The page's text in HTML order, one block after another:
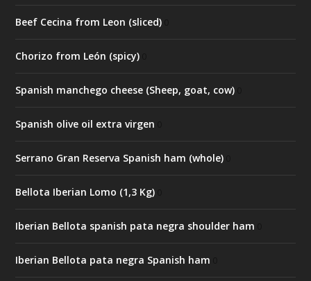
Beef Cecina from Leon (sliced)
Chorizo from León (spicy)
Spanish manchego cheese (Sheep, goat, cow)
Spanish olive oil extra virgen
Serrano Gran Reserva Spanish ham (whole)
Bellota Iberian Lomo (1,3 Kg)
Iberian Bellota spanish pata negra shoulder ham
Iberian Bellota pata negra Spanish ham